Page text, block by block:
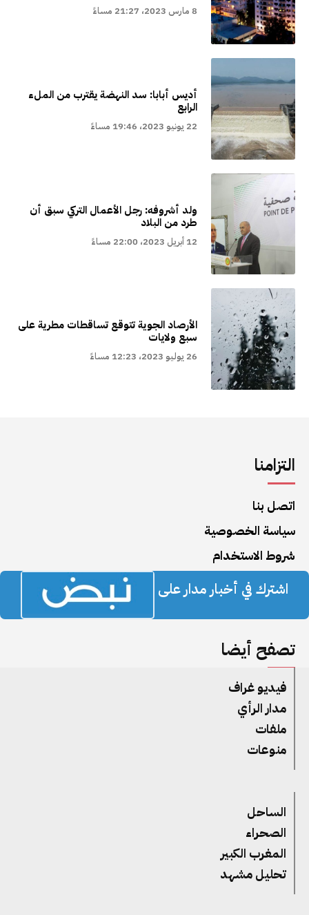
8 مارس 2023، 21:27 مساءً
أديس أبابا: سد النهضة يقترب من الملء
الرابع
22 يونيو 2023، 19:46 مساءً
ولد أشروفه: رجل الأعمال التركي سبق أن
طرد من البلاد
12 أبريل 2023، 22:00 مساءً
الأرصاد الجوية تتوقع تساقطات مطرية على
سبع ولايات
26 يوليو 2023، 12:23 مساءً
التزامنا
اتصل بنا
سياسة الخصوصية
شروط الاستخدام
اشترك في أخبار مدار على
تصفح أيضا
فيديو غراف
مدار الرأي
ملفات
منوعات
الساحل
الصحراء
المغرب الكبير
تحليل مشهد